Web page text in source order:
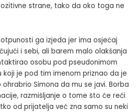
strane, tako da oko toga ne
ga izjeda jer ima osjećaj
i sebi, ali barem malo olakšanja
osobu pod pseudonimom
koji je pod tim imenom priznao da je
Simona da mu se javi. Borba
razmišljanje o tome što će reći
od prijatelja već zna samo su neki